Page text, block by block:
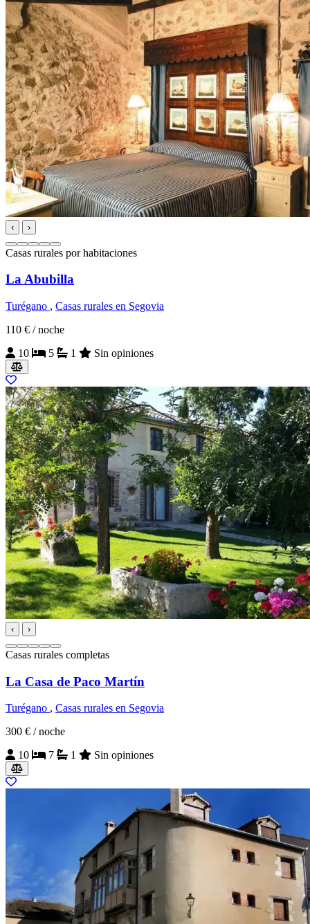
‹ ›
Casas rurales por habitaciones
La Abubilla
Turégano , Casas rurales en Segovia
110 € / noche
10
5 1 Sin opiniones
‹ ›
Casas rurales completas
La Casa de Paco Martín
Turégano , Casas rurales en Segovia
300 € / noche
10
7 1 Sin opiniones